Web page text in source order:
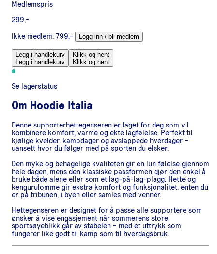
Medlemspris
299,-
Ikke medlem: 799,- Logg inn / bli medlem
Legg i handlekurv
Legg i handlekurv
Klikk og hent
Klikk og hent
Se lagerstatus
Om Hoodie Italia
Denne supporterhettegenseren er laget for deg som vil
kombinere komfort, varme og ekte lagfølelse. Perfekt til
kjølige kvelder, kampdager og avslappede hverdager –
uansett hvor du følger med på sporten du elsker.
Den myke og behagelige kvaliteten gir en lun følelse gjennom
hele dagen, mens den klassiske passformen gjør den enkel å
bruke både alene eller som et lag-på-lag-plagg. Hette og
kengurulomme gir ekstra komfort og funksjonalitet, enten du
er på tribunen, i byen eller samles med venner.
Hettegenseren er designet for å passe alle supportere som
ønsker å vise engasjement når sommerens store
sportsøyeblikk går av stabelen – med et uttrykk som
fungerer like godt til kamp som til hverdagsbruk.